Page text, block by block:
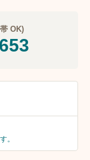
OK)
。